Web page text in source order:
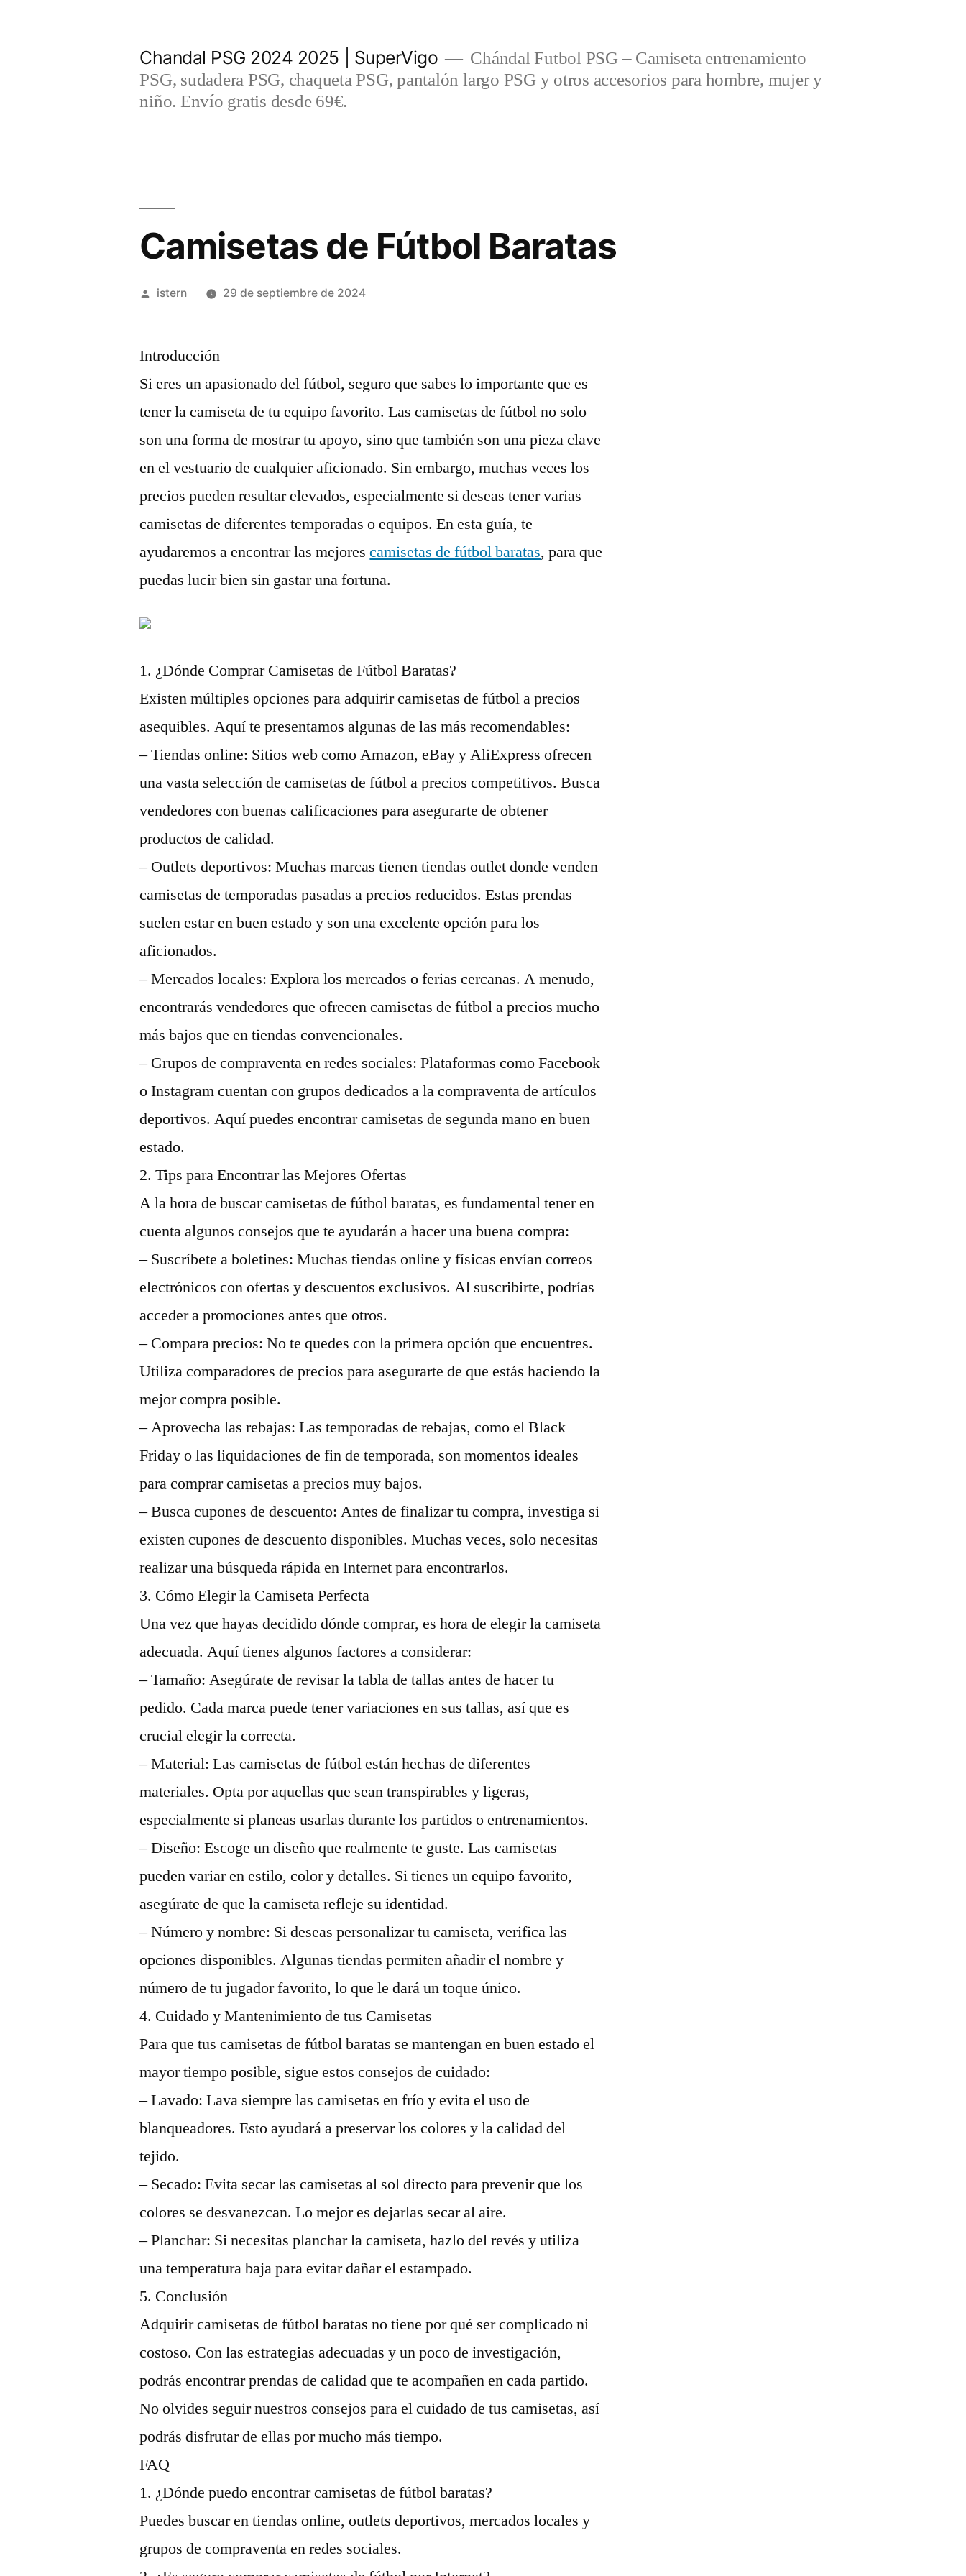
Chandal PSG 2024 2025 | SuperVigo
Chándal Futbol PSG – Camiseta entrenamiento
PSG, sudadera PSG, chaqueta PSG, pantalón largo PSG y otros accesorios para hombre, mujer y
niño. Envío gratis desde 69€.
Camisetas de Fútbol Baratas
Publicado
istern 29 de septiembre de 2024
Introducción
Si eres un apasionado del fútbol, seguro que sabes lo importante que es
tener la camiseta de tu equipo favorito. Las camisetas de fútbol no solo
son una forma de mostrar tu apoyo, sino que también son una pieza clave
en el vestuario de cualquier aficionado. Sin embargo, muchas veces los
precios pueden resultar elevados, especialmente si deseas tener varias
camisetas de diferentes temporadas o equipos. En esta guía, te
ayudaremos a encontrar las mejorescamisetas de fútbol baratas, para que
puedas lucir bien sin gastar una fortuna.
1. ¿Dónde Comprar Camisetas de Fútbol Baratas?
Existen múltiples opciones para adquirir camisetas de fútbol a precios
asequibles. Aquí te presentamos algunas de las más recomendables:
– Tiendas online: Sitios web como Amazon, eBay y AliExpress ofrecen
una vasta selección de camisetas de fútbol a precios competitivos. Busca
vendedores con buenas calificaciones para asegurarte de obtener
productos de calidad.
– Outlets deportivos: Muchas marcas tienen tiendas outlet donde venden
camisetas de temporadas pasadas a precios reducidos. Estas prendas
suelen estar en buen estado y son una excelente opción para los
aficionados.
– Mercados locales: Explora los mercados o ferias cercanas. A menudo,
encontrarás vendedores que ofrecen camisetas de fútbol a precios mucho
más bajos que en tiendas convencionales.
– Grupos de compraventa en redes sociales: Plataformas como Facebook
o Instagram cuentan con grupos dedicados a la compraventa de artículos
deportivos. Aquí puedes encontrar camisetas de segunda mano en buen
estado.
2. Tips para Encontrar las Mejores Ofertas
A la hora de buscar camisetas de fútbol baratas, es fundamental tener en
cuenta algunos consejos que te ayudarán a hacer una buena compra:
– Suscríbete a boletines: Muchas tiendas online y físicas envían correos
electrónicos con ofertas y descuentos exclusivos. Al suscribirte, podrías
acceder a promociones antes que otros.
– Compara precios: No te quedes con la primera opción que encuentres.
Utiliza comparadores de precios para asegurarte de que estás haciendo la
mejor compra posible.
– Aprovecha las rebajas: Las temporadas de rebajas, como el Black
Friday o las liquidaciones de fin de temporada, son momentos ideales
para comprar camisetas a precios muy bajos.
– Busca cupones de descuento: Antes de finalizar tu compra, investiga si
existen cupones de descuento disponibles. Muchas veces, solo necesitas
realizar una búsqueda rápida en Internet para encontrarlos.
3. Cómo Elegir la Camiseta Perfecta
Una vez que hayas decidido dónde comprar, es hora de elegir la camiseta
adecuada. Aquí tienes algunos factores a considerar:
– Tamaño: Asegúrate de revisar la tabla de tallas antes de hacer tu
pedido. Cada marca puede tener variaciones en sus tallas, así que es
crucial elegir la correcta.
– Material: Las camisetas de fútbol están hechas de diferentes
materiales. Opta por aquellas que sean transpirables y ligeras,
especialmente si planeas usarlas durante los partidos o entrenamientos.
– Diseño: Escoge un diseño que realmente te guste. Las camisetas
pueden variar en estilo, color y detalles. Si tienes un equipo favorito,
asegúrate de que la camiseta refleje su identidad.
– Número y nombre: Si deseas personalizar tu camiseta, verifica las
opciones disponibles. Algunas tiendas permiten añadir el nombre y
número de tu jugador favorito, lo que le dará un toque único.
4. Cuidado y Mantenimiento de tus Camisetas
Para que tus camisetas de fútbol baratas se mantengan en buen estado el
mayor tiempo posible, sigue estos consejos de cuidado:
– Lavado: Lava siempre las camisetas en frío y evita el uso de
blanqueadores. Esto ayudará a preservar los colores y la calidad del
tejido.
– Secado: Evita secar las camisetas al sol directo para prevenir que los
colores se desvanezcan. Lo mejor es dejarlas secar al aire.
– Planchar: Si necesitas planchar la camiseta, hazlo del revés y utiliza
una temperatura baja para evitar dañar el estampado.
5. Conclusión
Adquirir camisetas de fútbol baratas no tiene por qué ser complicado ni
costoso. Con las estrategias adecuadas y un poco de investigación,
podrás encontrar prendas de calidad que te acompañen en cada partido.
No olvides seguir nuestros consejos para el cuidado de tus camisetas, así
podrás disfrutar de ellas por mucho más tiempo.
FAQ
1. ¿Dónde puedo encontrar camisetas de fútbol baratas?
Puedes buscar en tiendas online, outlets deportivos, mercados locales y
grupos de compraventa en redes sociales.